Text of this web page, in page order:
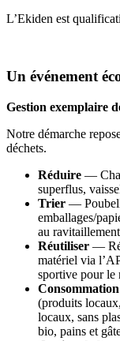
L’Ekiden est
Un événement
Gestion exemplaire
Notre démarche
déchets.
Réduire —
superflus,
Trier —
emballages/
au
Réutiliser —
matériel via
sportive pour le
(produits
locaux, sans
bio, pains et